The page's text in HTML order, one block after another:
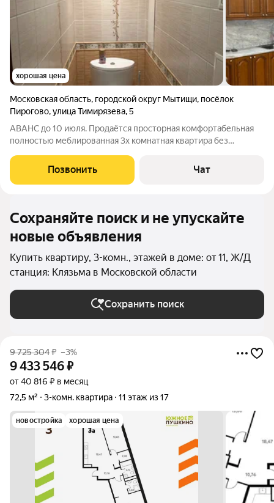
хорошая цена
Московская область, городской округ Мытищи, посёлок
Пирогово,улица Тимирязева,5
АВАНС до 10 июля. Продаётся просторная комфортабельная
полностью меблированная 3х комнатная квартира без
постройки. Общая площадь без учёта остекленной лоджии
96.5 кв м. Большая кухня-гостиная. В
Позвонить Чат
Сохраняйте поиск и не упускайте
новые объявления
Купить квартиру, 3-комн., этажей в доме: от 11, Ж/Д
станция: Клязьма в Московской области
Сохранить поиск
9 725 304₽ –3%
9 433 546₽
от 40 816 ₽ в месяц
72,5 м²
3-комн. квартира 11 этаж из 17
новостройка хорошая цена